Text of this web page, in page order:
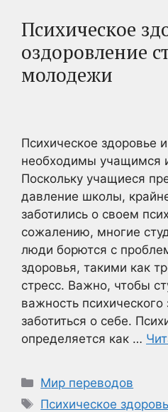
Психическое
оздоровление
молодежи
Психическое здоровье
необходимы учащимся
Поскольку учащиеся
давление школы,
заботились о своем
сожалению, многие
люди борются с
здоровья, такими как
стресс. Важно, чтобы
важность
заботиться о себе.
определяется как …
Рубрики
Мир переводов
Метки
Психическое